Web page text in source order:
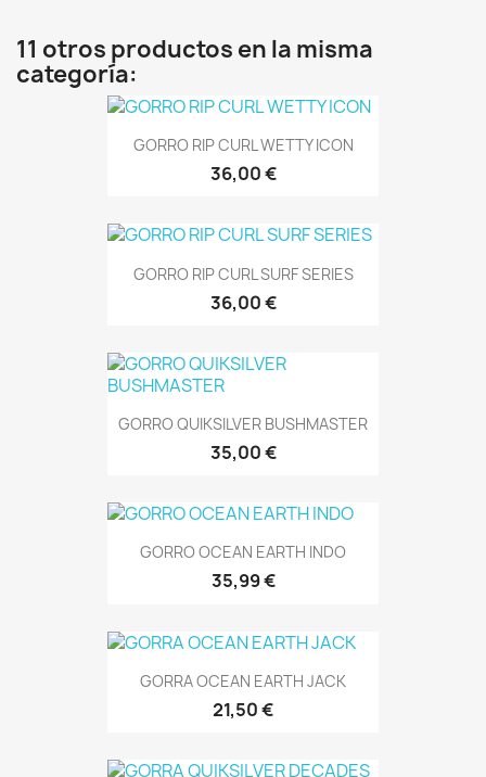
11 otros productos en la misma
categoría:
GORRO RIP CURL WETTY ICON
36,00 €
GORRO RIP CURL SURF SERIES
36,00 €
GORRO QUIKSILVER BUSHMASTER
35,00 €
GORRO OCEAN EARTH INDO
35,99 €
GORRA OCEAN EARTH JACK
21,50 €